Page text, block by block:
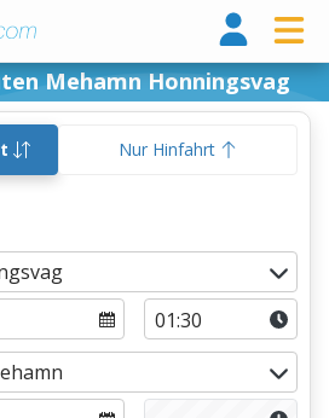
Mehamn Honningsvag
Nur Hinfahrt